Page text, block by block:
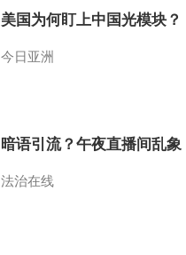
2013-05-29 20:42:11
美国为何盯上中国光模块？
今日亚洲
暗语引流？午夜直播间乱象
法治在线